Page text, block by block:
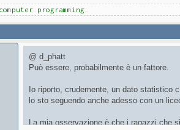
programming.
@ d_phatt
Può essere, probabilmente è un fattore.
Io riporto, crudemente, un dato statistico
lo sto seguendo anche adesso con un
La mia osservazione è che i ragazzi che